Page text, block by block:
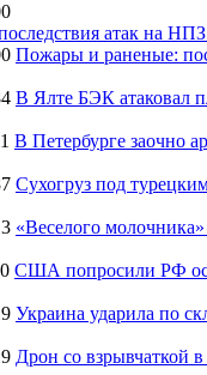
атак на
Пожары и раненые:
В Ялте БЭК атаковал
В Петербурге заочно
Сухогруз под
«Веселого
США попросили РФ
Украина ударила по
Дрон со взрывчаткой